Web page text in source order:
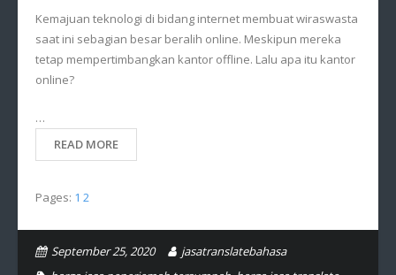
Kemajuan teknologi di bidang internet membuat wiraswasta
saat ini sebagian besar beralih online. Meskipun mereka
tetap mempertimbangkan kantor offline. Lalu apa itu kantor
online?
…
READ MORE
Pages: 1 2
September 25, 2020
jasatranslatebahasa